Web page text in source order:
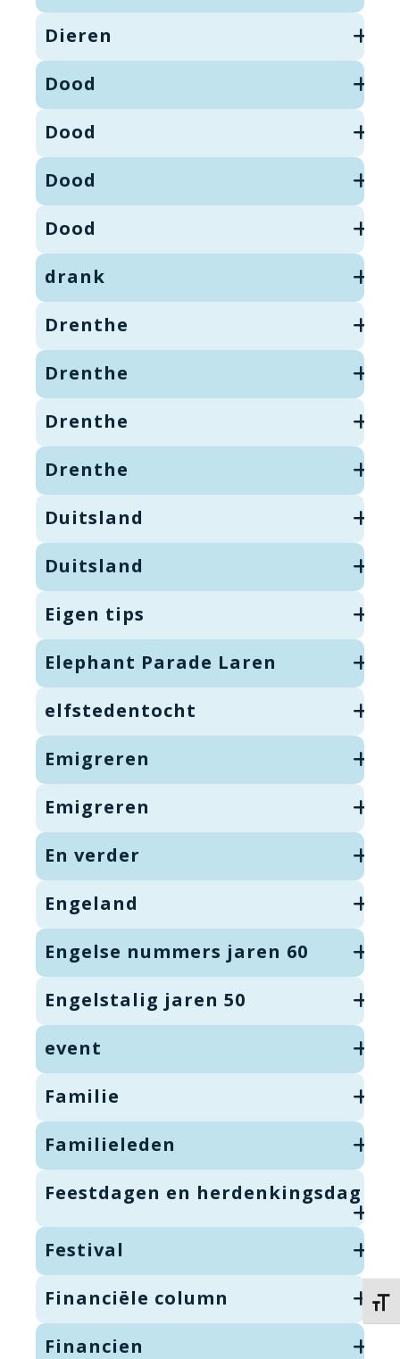
Dieren
Dood
Dood
Dood
Dood
drank
Drenthe
Drenthe
Drenthe
Drenthe
Duitsland
Duitsland
Eigen tips
Elephant Parade Laren
elfstedentocht
Emigreren
Emigreren
En verder
Engeland
Engelse nummers jaren 60
Engelstalig jaren 50
event
Familie
Familieleden
Feestdagen en herdenkingsdag
Festival
Financiële column
Financien